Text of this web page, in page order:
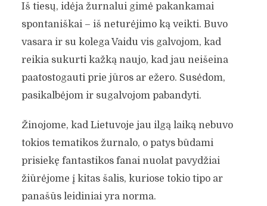
Iš tiesų, idėja žurnalui gimė pakankamai
spontaniškai – iš neturėjimo ką veikti. Buvo
vasara ir su kolega Vaidu vis galvojom, kad
reikia sukurti kažką naujo, kad jau neišeina
paatostogauti prie jūros ar ežero. Susėdom,
pasikalbėjom ir sugalvojom pabandyti.
Žinojome, kad Lietuvoje jau ilgą laiką nebuvo
tokios tematikos žurnalo, o patys būdami
prisiekę fantastikos fanai nuolat pavydžiai
žiūrėjome į kitas šalis, kuriose tokio tipo ar
panašūs leidiniai yra norma.